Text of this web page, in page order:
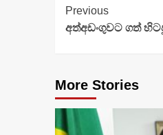
Continue
Reading
Previous
අත්අඩංගුවට ගත්
More Stories